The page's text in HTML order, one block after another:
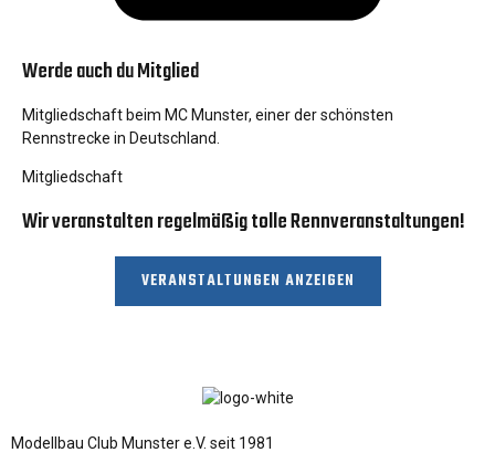
Werde auch du Mitglied
Mitgliedschaft beim MC Munster, einer der schönsten
Rennstrecke in Deutschland.
Mitgliedschaft
Wir veranstalten regelmäßig tolle Rennveranstaltungen!
VERANSTALTUNGEN ANZEIGEN
Modellbau Club Munster e.V. seit 1981